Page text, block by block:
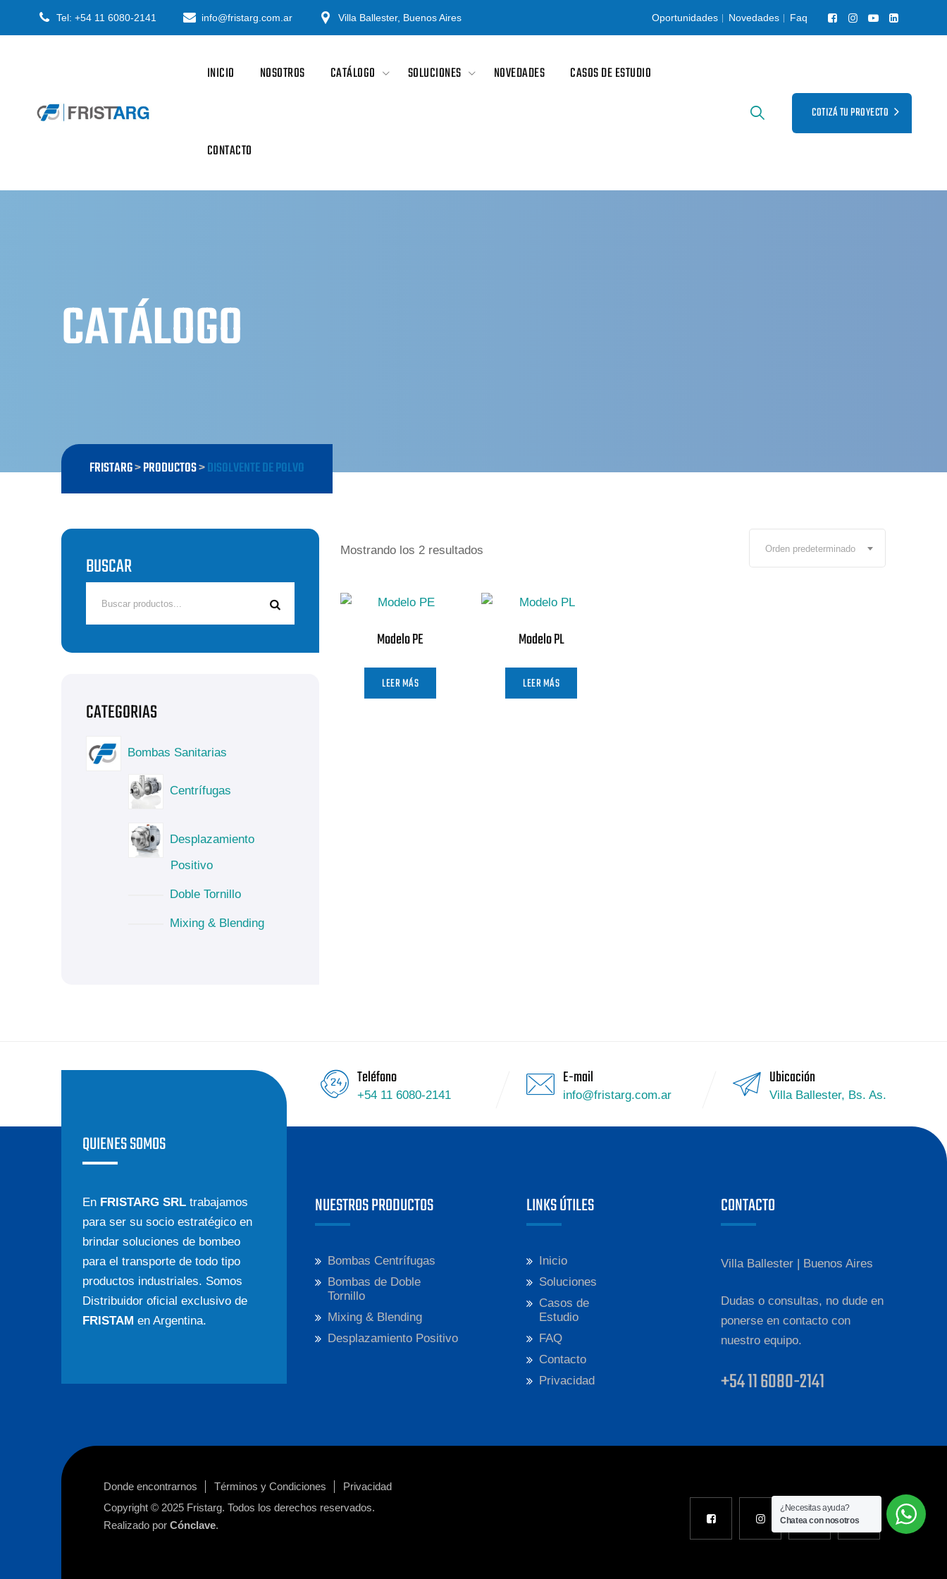
Tel: +54 11 6080-2141 info@fristarg.com.ar Villa Ballester, Buenos Aires Oportunidades Novedades Faq
INICIO NOSOTROS CATÁLOGO SOLUCIONES NOVEDADES CASOS DE ESTUDIO
CONTACTO
COTIZÁ TU PROYECTO
CATÁLOGO
FRISTARG>PRODUCTOS>DISOLVENTE DE POLVO
Mostrando los 2 resultados Orden predeterminado
Modelo PE
LEER MÁS
Modelo PL
LEER MÁS
BUSCAR
Bombas Sanitarias
Centrífugas
Desplazamiento
Positivo
Doble Tornillo
Mixing & Blending
Teléfono
+54 11 6080-2141
E-mail
info@fristarg.com.ar
Ubicación
Villa Ballester, Bs. As.
QUIENES SOMOS
En FRISTARG SRL trabajamos
para ser su socio estratégico en
brindar soluciones de bombeo
para el transporte de todo tipo
productos industriales. Somos
Distribuidor oficial exclusivo de
FRISTAM en Argentina.
NUESTROS PRODUCTOS
Bombas Centrífugas
Bombas de Doble
Tornillo
Mixing & Blending
Desplazamiento Positivo
LINKS ÚTILES
Inicio
Soluciones
Casos de
Estudio
FAQ
Contacto
Privacidad
CONTACTO
Villa Ballester | Buenos Aires
Dudas o consultas, no dude en
ponerse en contacto con
nuestro equipo.
+54 11 6080-2141
Donde encontrarnos Términos y Condiciones
Privacidad
Copyright © 2025 Fristarg. Todos los derechos reservados.
Realizado por Cónclave.
¿Necesitas ayuda?
Chatea con nosotros